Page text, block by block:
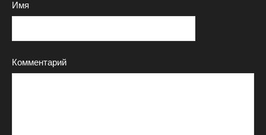
Имя
Комментарий